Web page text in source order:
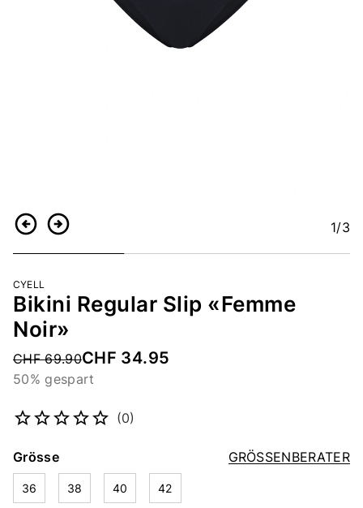
ZurückWeiter 1/3
CYELL
Bikini Regular Slip «Femme
Noir»
Price reduced from
CHF 69.90CHF 34.95
50% gespart
(0)
GRÖSSENBERATER
Grösse
36 38 40 42